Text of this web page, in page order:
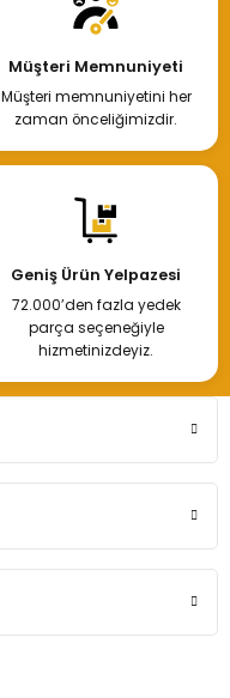
Müşteri Memnuniyeti
Müşteri memnuniyetini her
zaman önceliğimizdir.
Geniş Ürün Yelpazesi
72.000’den fazla yedek
parça seçeneğiyle
hizmetinizdeyiz.